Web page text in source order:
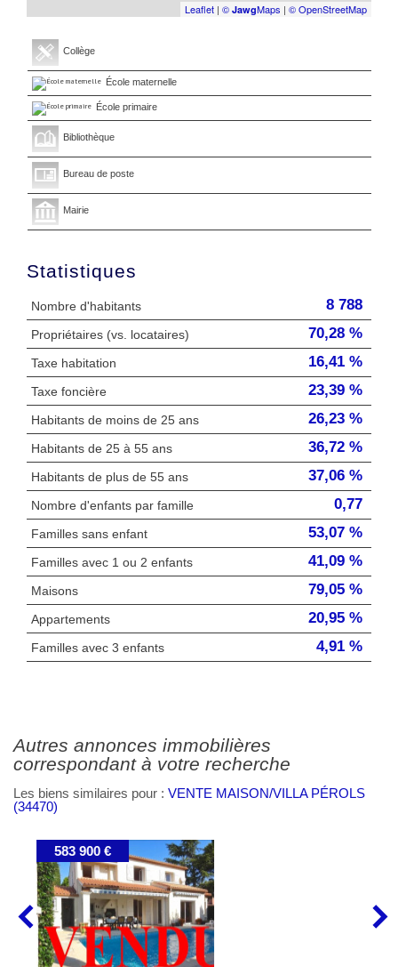
Leaflet | © JawgMaps | © OpenStreetMap
Collège
École maternelle
École primaire
Bibliothèque
Bureau de poste
Mairie
Statistiques
Nombre d'habitants 8 788
Propriétaires (vs. locataires) 70,28 %
Taxe habitation 16,41 %
Taxe foncière 23,39 %
Habitants de moins de 25 ans 26,23 %
Habitants de 25 à 55 ans 36,72 %
Habitants de plus de 55 ans 37,06 %
Nombre d'enfants par famille 0,77
Familles sans enfant 53,07 %
Familles avec 1 ou 2 enfants 41,09 %
Maisons 79,05 %
Appartements 20,95 %
Familles avec 3 enfants 4,91 %
autres annonces immobilières
correspondant à votre recherche
Les biens similaires pour : VENTE MAISON/VILLA PÉROLS
(34470)
559 000 €